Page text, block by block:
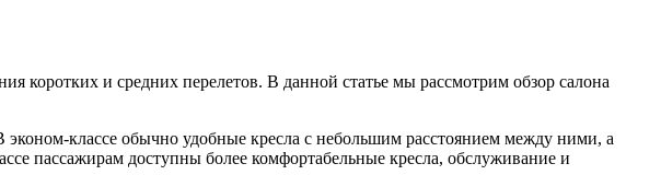
коротких и средних перелетов. В данной статье мы рассмотрим обзор салона
классе обычно удобные кресла с небольшим расстоянием между ними, а
пассажирам доступны более комфортабельные кресла, обслуживание и